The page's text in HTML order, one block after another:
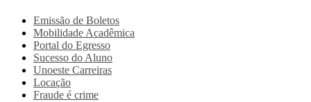
Emissão de Boletos
Mobilidade Acadêmica
Portal do Egresso
Sucesso do Aluno
Unoeste Carreiras
Locação
Fraude é crime